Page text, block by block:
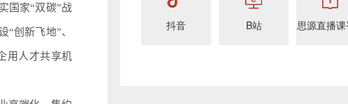
国家“双碳”战
创新飞地”、
用人才共享机
抖音 B站 思源直播